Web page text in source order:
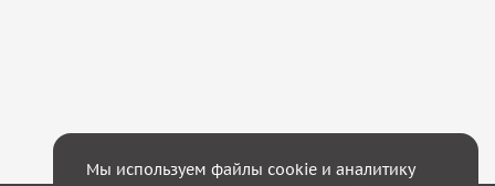
Мы используем файлы cookie и аналитику